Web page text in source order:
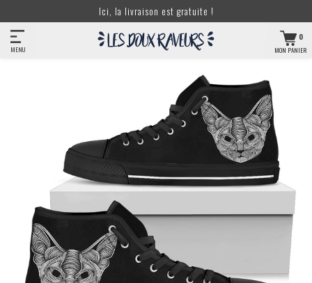
Ici, la livraison est gratuite !
0
MON PANIER
MENU